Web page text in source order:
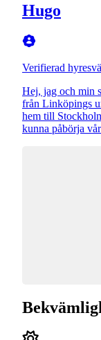
Hugo
Verifierad
Hej, jag och min
från Linköpings
hem till
kunna påbörja